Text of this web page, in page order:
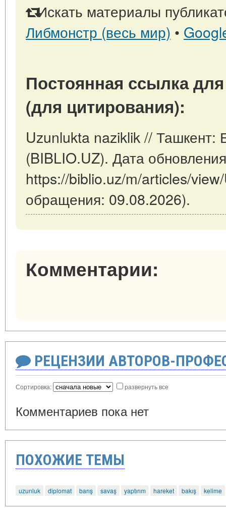
Искать материалы
Либмонстр (весь мир) •
Постоянная ссылка
(для цитирования):
Uzunlukta naziklik // Ташкент:
(BIBLIO.UZ). Дата
https://biblio.uz/m/articles/
обращения: 09.08.2026).
Комментарии:
РЕЦЕНЗИИ АВТОРОВ-
Сортировка: развернуть все
Комментариев пока нет
ПОХОЖИЕ ТЕМЫ
uzunluk diplomat barış savaş yaptırım hareket bakış kelime